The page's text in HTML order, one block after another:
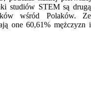
studiów STEM są drugą
wśród Polaków. Ze
one 60,61% mężczyzn i